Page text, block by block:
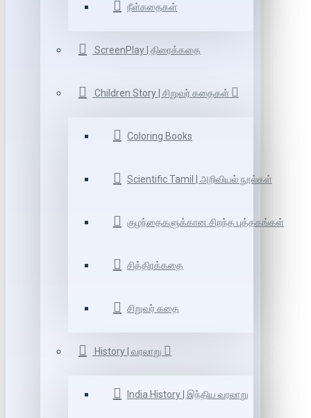
நீள்கதைகள்
ScreenPlay | திரைக்கதை
Children Story | சிறுவர் கதைகள்
Coloring Books
Scientific Tamil | அறிவியல் நூல்கள்
குழந்தைகளுக்கான சிறந்த புத்தகங்கள்
சித்திரக்கதை
சிறுவர் கதை
History | வரலாறு
India History | இந்திய வரலாறு